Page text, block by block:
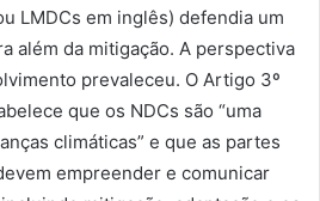
LMDCs em inglês) defendia um
além da mitigação. A perspectiva
prevaleceu. O Artigo 3º
que os NDCs são “uma
climáticas” e que as partes
empreender e comunicar